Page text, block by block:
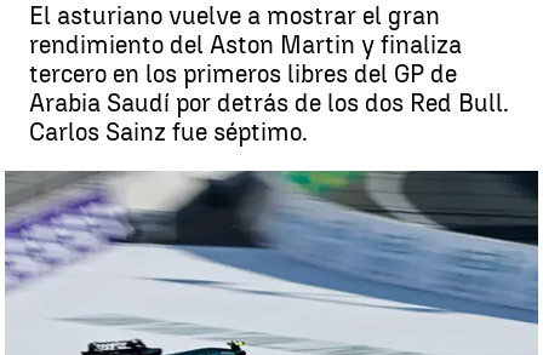
El asturiano vuelve a mostrar el gran
rendimiento del Aston Martin y finaliza
tercero en los primeros libres del GP de
Arabia Saudí por detrás de los dos Red Bull.
Carlos Sainz fue séptimo.